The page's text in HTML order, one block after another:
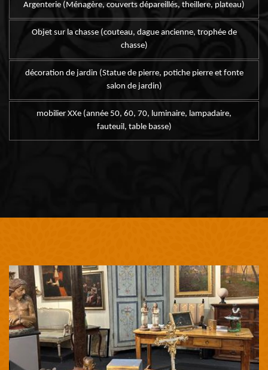
Argenterie (Ménagère, couverts dépareillés, theillere, plateau)
Objet sur la chasse (couteau, dague ancienne, trophée de
chasse)
décoration de jardin (Statue de pierre, potiche pierre et fonte
salon de jardin)
mobilier XXe (année 50, 60, 70, luminaire, lampadaire,
fauteuil, table basse)